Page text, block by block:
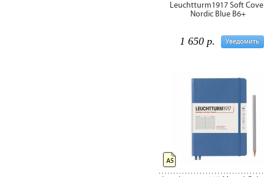
Leuchtturm1917 Soft
Nordic Blue B6+
Уведомить
1 650 р.
А5